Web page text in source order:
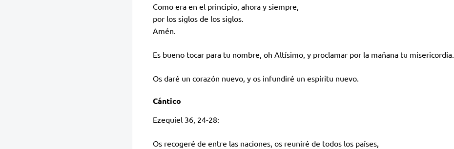
Como era en el principio, ahora y siempre,
por los siglos de los siglos.
Amén.
Es bueno tocar para tu nombre, oh Altísimo, y proclamar por la mañana tu misericordia.
Os daré un corazón nuevo, y os infundiré un espíritu nuevo.
Cántico
Ezequiel 36, 24-28:
Os recogeré de entre las naciones, os reuniré de todos los países,